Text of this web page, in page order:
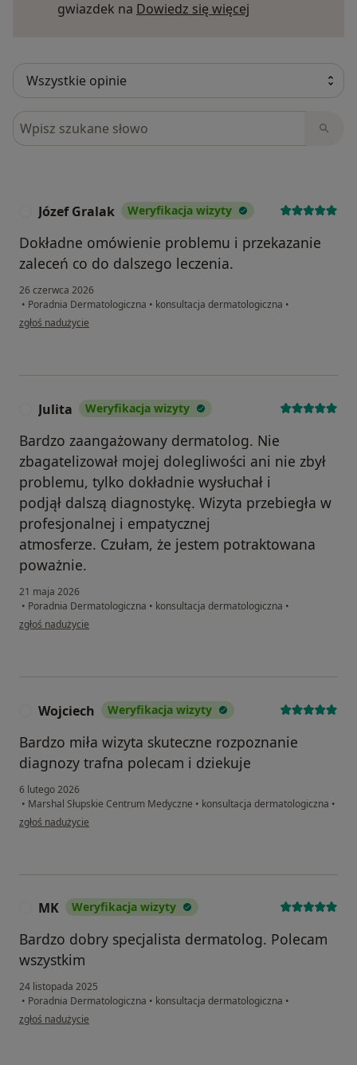
gwiazdek na Dowiedz się więcej
Szukaj w opiniach
Józef Gralak Weryfikacja wizyty
Dokładne omówienie problemu i przekazanie
zaleceń co do dalszego leczenia.
26 czerwca 2026
• Poradnia Dermatologiczna • konsultacja dermatologiczna •
w opinii użytkownika Józef Gralak
zgłoś nadużycie
Julita Weryfikacja wizyty
Bardzo zaangażowany dermatolog. Nie
zbagatelizował mojej dolegliwości ani nie zbył
problemu, tylko dokładnie wysłuchał i
podjął dalszą diagnostykę. Wizyta przebiegła w
profesjonalnej i empatycznej
atmosferze. Czułam, że jestem potraktowana
poważnie.
21 maja 2026
• Poradnia Dermatologiczna • konsultacja dermatologiczna •
w opinii użytkownika Julita
zgłoś nadużycie
Wojciech Weryfikacja wizyty
Bardzo miła wizyta skuteczne rozpoznanie
diagnozy trafna polecam i dziekuje
6 lutego 2026
• Marshal Słupskie Centrum Medyczne • konsultacja dermatologiczna •
w opinii użytkownika Wojciech
zgłoś nadużycie
MK Weryfikacja wizyty
Bardzo dobry specjalista dermatolog. Polecam
wszystkim
24 listopada 2025
• Poradnia Dermatologiczna • konsultacja dermatologiczna •
w opinii użytkownika MK
zgłoś nadużycie